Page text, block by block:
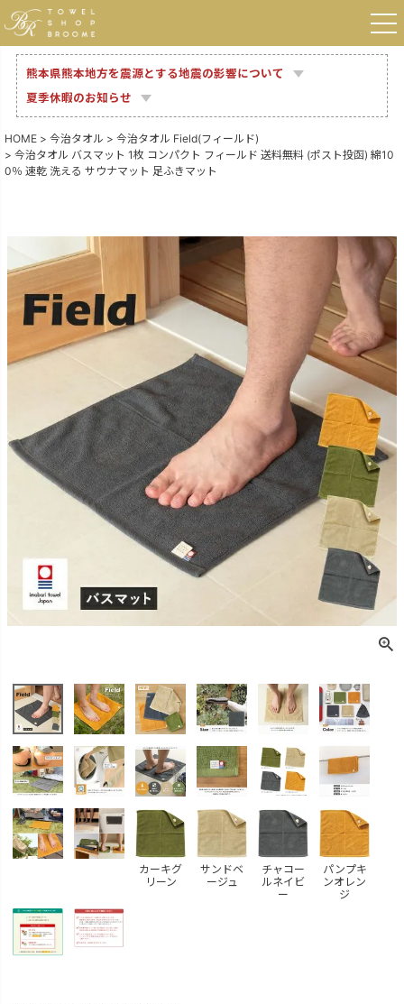
熊本県熊本地方を震源とする地震の影響について
夏季休暇のお知らせ
HOME 今治タオル
今治タオル Field(フィールド)
今治タオル バスマット 1枚 コンパクト フィールド 送料無料 (ポスト投函) 綿10
0％ 速乾 洗える サウナマット 足ふきマット
カーキグ
リーン
サンドベ
ージュ
チャコー
ルネイビ
ー
パンプキ
ンオレン
ジ